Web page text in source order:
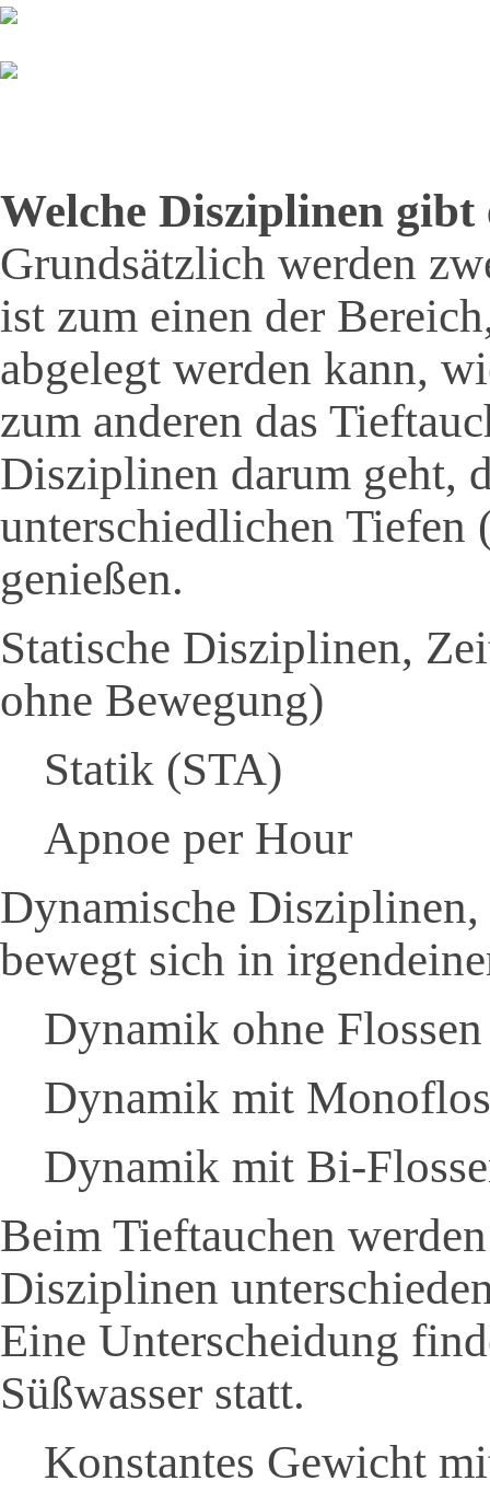
Welche Disziplinen gibt
Grundsätzlich werden
ist zum einen der
abgelegt werden kann,
zum anderen das
Disziplinen darum geht,
unterschiedlichen Tiefen
genießen.
Statische Disziplinen,
ohne Bewegung)
Statik (STA)
Apnoe per Hour
Dynamische Disziplinen,
bewegt sich in
Dynamik ohne
Dynamik mit
Dynamik mit Bi-
Beim Tieftauchen
Disziplinen
Eine Unterscheidung
Süßwasser statt.
Konstantes Gewicht